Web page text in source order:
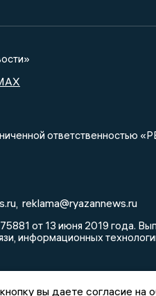
reklama@ryazannews.ru
от 13 июня 2019 года.
информационных
вы даете согласие на